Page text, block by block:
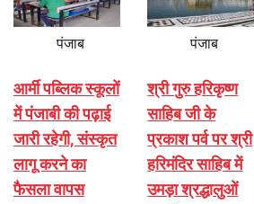
पंजाब
आर्मी पब्लिक स्कूलों
में पंजाबी की पढ़ाई
जारी रहेगी, संस्कृत
लागू करने का
फैसला वापस
पंजाब
श्री गुरु हरिकृष्ण
साहिब जी के
प्रकाश पर्व पर श्री
हरिमंदिर साहिब में
उमड़ा श्रद्धालुओं